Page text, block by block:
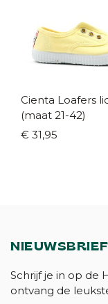
Cienta Loafers
(maat 21-42)
€ 31,95
NIEUWSBRIEF
Schrijf je in op de
ontvang de